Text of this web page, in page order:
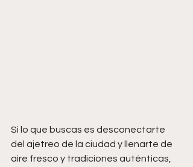
Si lo que buscas es desconectarte
del ajetreo de la ciudad y llenarte de
aire fresco y tradiciones auténticas,